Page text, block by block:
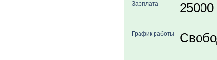
Зарплата 25000
График работы